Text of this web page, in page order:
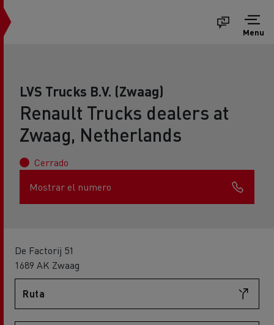
Menu
LVS Trucks B.V. (Zwaag)
Renault Trucks dealers at
Zwaag, Netherlands
Cerrado
Mostrar el numero
De Factorij 51
1689 AK Zwaag
Ruta